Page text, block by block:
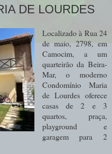
DE LOURDES
Localizado à Rua 24
de maio, 2798, em
Camocim, a um
quarteirão da Beira-
Mar, o moderno
Condomínio Maria
de Lourdes oferece
casas de 2 e 3
quartos, praça,
playground e
garagem para 2